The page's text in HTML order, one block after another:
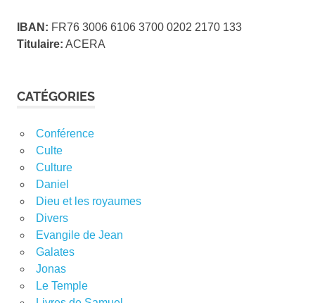
IBAN: FR76 3006 6106 3700 0202 2170 133
Titulaire: ACERA
CATÉGORIES
Conférence
Culte
Culture
Daniel
Dieu et les royaumes
Divers
Evangile de Jean
Galates
Jonas
Le Temple